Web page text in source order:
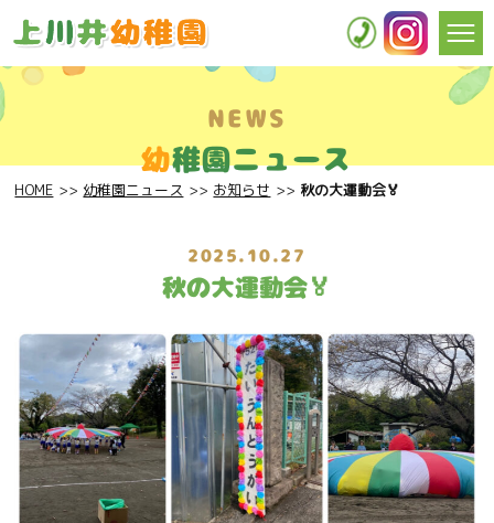
NEWS
幼稚園ニュース
HOME 幼稚園ニュース お知らせ 秋の大運動会🏅
2025.10.27
秋の大運動会🏅